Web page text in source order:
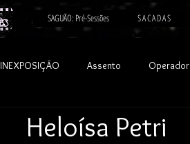
SAGUÃO: Pré-Sessões S A C A D A S
INEXPOSIÇÃO Assento Operador
Heloísa Petri